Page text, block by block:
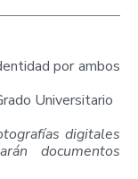
por ambos
Universitario
digitales
documentos